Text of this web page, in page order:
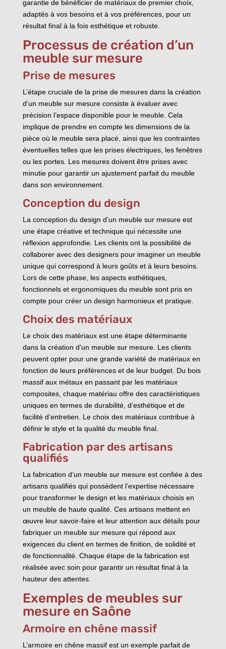
garantie de bénéficier de matériaux de premier choix,
adaptés à vos besoins et à vos préférences, pour un
résultat final à la fois esthétique et robuste.
Processus de création d’un
meuble sur mesure
Prise de mesures
L’étape cruciale de la prise de mesures dans la création
d’un meuble sur mesure consiste à évaluer avec
précision l’espace disponible pour le meuble. Cela
implique de prendre en compte les dimensions de la
pièce où le meuble sera placé, ainsi que les contraintes
éventuelles telles que les prises électriques, les fenêtres
ou les portes. Les mesures doivent être prises avec
minutie pour garantir un ajustement parfait du meuble
dans son environnement.
Conception du design
La conception du design d’un meuble sur mesure est
une étape créative et technique qui nécessite une
réflexion approfondie. Les clients ont la possibilité de
collaborer avec des designers pour imaginer un meuble
unique qui correspond à leurs goûts et à leurs besoins.
Lors de cette phase, les aspects esthétiques,
fonctionnels et ergonomiques du meuble sont pris en
compte pour créer un design harmonieux et pratique.
Choix des matériaux
Le choix des matériaux est une étape déterminante
dans la création d’un meuble sur mesure. Les clients
peuvent opter pour une grande variété de matériaux en
fonction de leurs préférences et de leur budget. Du bois
massif aux métaux en passant par les matériaux
composites, chaque matériau offre des caractéristiques
uniques en termes de durabilité, d’esthétique et de
facilité d’entretien. Le choix des matériaux contribue à
définir le style et la qualité du meuble final.
Fabrication par des artisans
qualifiés
La fabrication d’un meuble sur mesure est confiée à des
artisans qualifiés qui possèdent l’expertise nécessaire
pour transformer le design et les matériaux choisis en
un meuble de haute qualité. Ces artisans mettent en
œuvre leur savoir-faire et leur attention aux détails pour
fabriquer un meuble sur mesure qui répond aux
exigences du client en termes de finition, de solidité et
de fonctionnalité. Chaque étape de la fabrication est
réalisée avec soin pour garantir un résultat final à la
hauteur des attentes.
Exemples de meubles sur
mesure en Saône
Armoire en chêne massif
L’armoire en chêne massif est un exemple parfait de